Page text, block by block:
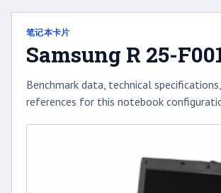
笔记本卡片
Samsung R 25-
Benchmark data, technical
references for this notebook